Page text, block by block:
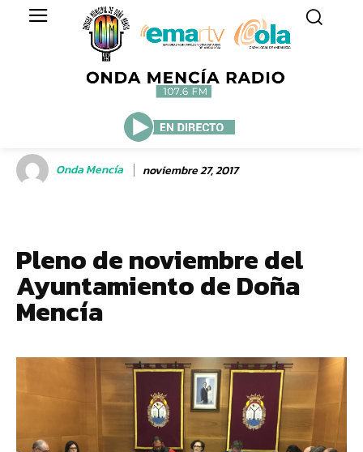
Onda Mencía noviembre 27, 2017
Pleno de noviembre del
Ayuntamiento de Doña
Mencía